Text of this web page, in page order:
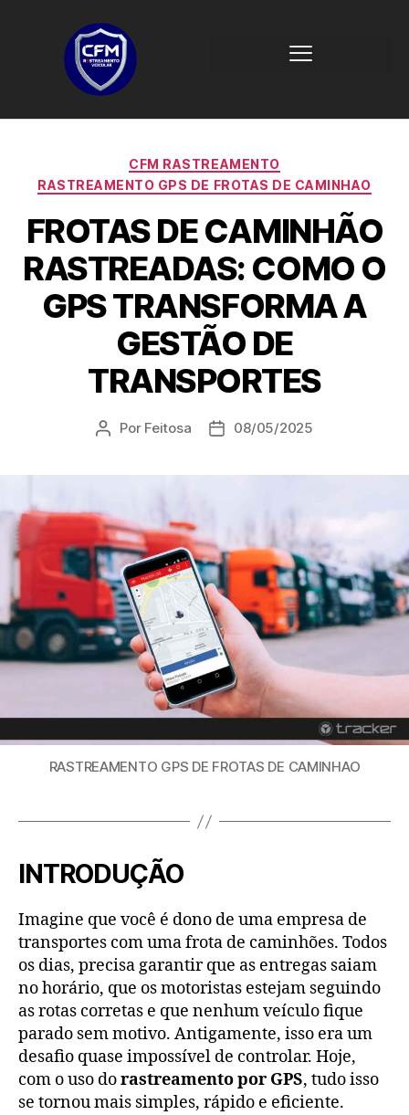
CFM RASTREAMENTO
RASTREAMENTO GPS DE FROTAS DE CAMINHAO
FROTAS DE CAMINHÃO
RASTREADAS: COMO O
GPS TRANSFORMA A
GESTÃO DE
TRANSPORTES
Por Feitosa 08/05/2025
RASTREAMENTO GPS DE FROTAS DE CAMINHAO
INTRODUÇÃO
Imagine que você é dono de uma empresa de
transportes com uma frota de caminhões. Todos
os dias, precisa garantir que as entregas saiam
no horário, que os motoristas estejam seguindo
as rotas corretas e que nenhum veículo fique
parado sem motivo. Antigamente, isso era um
desafio quase impossível de controlar. Hoje,
com o uso dorastreamento por GPS, tudo isso
se tornou mais simples, rápido e eficiente.